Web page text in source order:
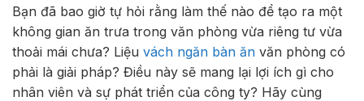
Bạn đã bao giờ tự hỏi rằng làm thế nào để tạo ra một
không gian ăn trưa trong văn phòng vừa riêng tư vừa
thoải mái chưa? Liệu vách ngăn bàn ăn văn phòng có
phải là giải pháp? Điều này sẽ mang lại lợi ích gì cho
nhân viên và sự phát triển của công ty? Hãy cùng